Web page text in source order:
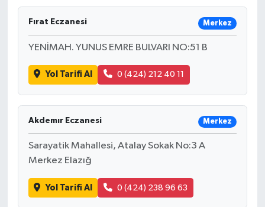
Fırat Eczanesi Merkez
YENİMAH. YUNUS EMRE BULVARI NO:51 B
Yol Tarifi Al 0 (424) 212 40 11
Akdemır Eczanesi Merkez
Sarayatik Mahallesi, Atalay Sokak No:3 A
Merkez Elazığ
Yol Tarifi Al 0 (424) 238 96 63